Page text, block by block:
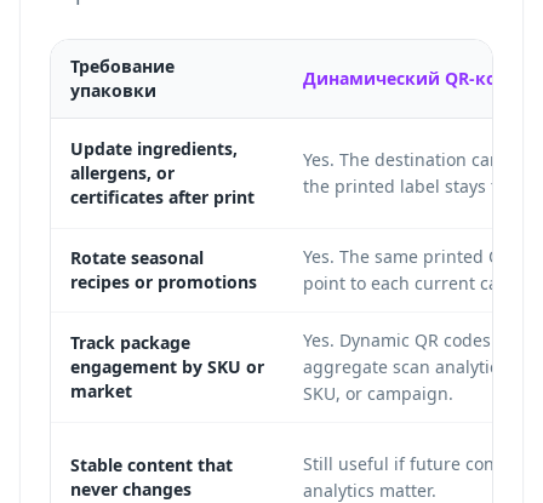
Требование
упаковки
Динамический QR-код
Update ingredients,
allergens, or
certificates after print
Yes. The destination can
the printed label stays the
Rotate seasonal
recipes or promotions
Yes. The same printed QR
point to each current
Track package
engagement by SKU or
market
Yes. Dynamic QR codes can
aggregate scan analytics by
SKU, or campaign.
Stable content that
never changes
Still useful if future control or
analytics matter.